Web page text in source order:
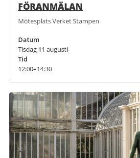
FÖRANMÄLAN
Mötesplats Verket Stampen
Datum
Tisdag 11 augusti
Tid
12:00–14:30